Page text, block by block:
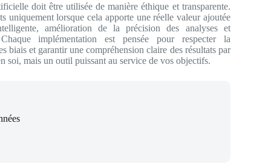
doit être utilisée de manière éthique et transparente.
uniquement lorsque cela apporte une réelle valeur ajoutée
amélioration de la précision des analyses et
implémentation est pensée pour respecter la
biais et garantir une compréhension claire des résultats par
soi, mais un outil puissant au service de vos objectifs.